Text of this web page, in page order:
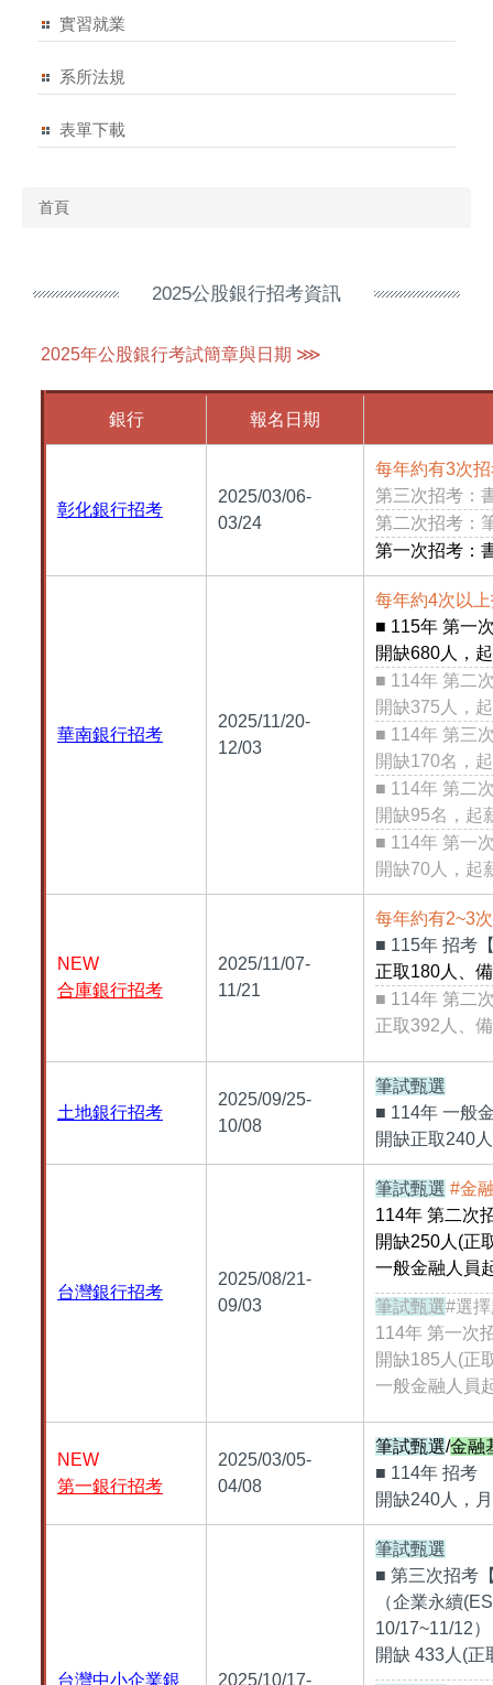
實習就業
系所法規
表單下載
首頁
2025公股銀行招考資訊
2025年公股銀行考試簡章與日期 ⋙
銀行 報名日期
彰化銀行招考
2025/03/06-
03/24
每年約有3次
第三次招考：
第二次招考：
第一次招考：
華南銀行招考
2025/11/20-
12/03
每年約4次以
■ 115年 第一
開缺680人，
■ 114年 第二
開缺375人，
■ 114年 第三
開缺170名，
■ 114年 第二
開缺95名，起
■ 114年 第一
開缺70人，起
NEW
合庫銀行招考
2025/11/07-
11/21
每年約有2~3
■ 115年 招考
正取180人、
■ 114年 第二
正取392人、
土地銀行招考
2025/09/25-
10/08
筆試甄選
■ 114年 一般
開缺正取240
台灣銀行招考
2025/08/21-
09/03
筆試甄選 #金
114年 第二次
開缺250人(正
一般金融人員
筆試甄選#選
114年 第一次
開缺185人(正
一般金融人員
NEW
第一銀行招考
2025/03/05-
04/08
筆試甄選/金融
■ 114年 招考
開缺240人，
台灣中小企業銀 2025/10/17-
筆試甄選
■ 第三次招考
（企業永續
10/17~11/12）
開缺 433人(正